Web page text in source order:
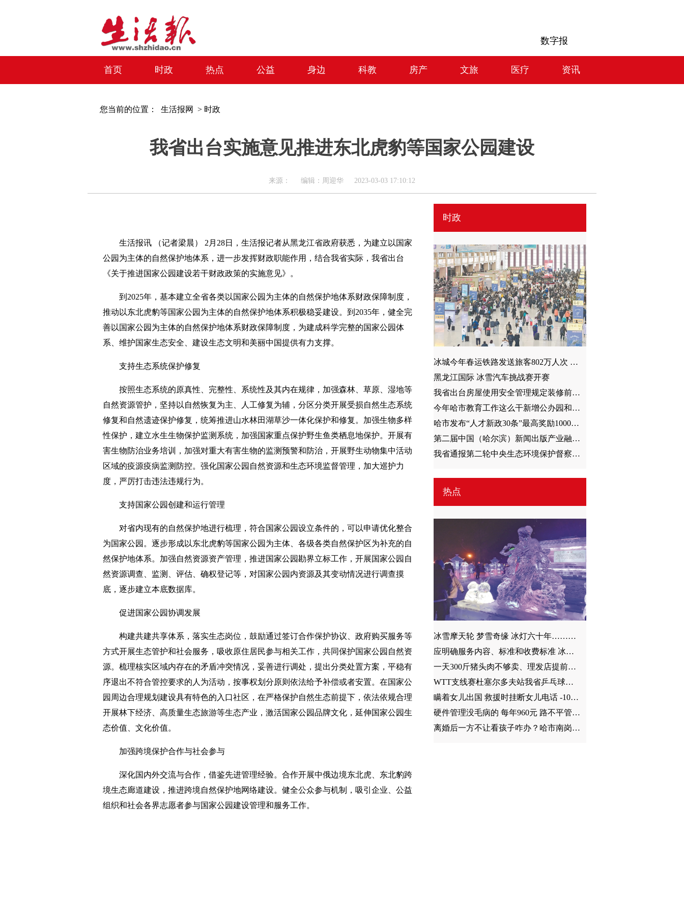
数字报
首页 时政 热点 公益 身边 科教 房产 文旅 医疗 资讯
您当前的位置： 生活报网 > 时政
我省出台实施意见推进东北虎豹等国家公园建设
来源： 编辑：周迎华 2023-03-03 17:10:12
生活报讯 （记者梁晨） 2月28日，生活报记者从黑龙江省政府获悉，为建立以国家
公园为主体的自然保护地体系，进一步发挥财政职能作用，结合我省实际，我省出台
《关于推进国家公园建设若干财政政策的实施意见》。
到2025年，基本建立全省各类以国家公园为主体的自然保护地体系财政保障制度，
推动以东北虎豹等国家公园为主体的自然保护地体系积极稳妥建设。到2035年，健全完
善以国家公园为主体的自然保护地体系财政保障制度，为建成科学完整的国家公园体
系、维护国家生态安全、建设生态文明和美丽中国提供有力支撑。
支持生态系统保护修复
按照生态系统的原真性、完整性、系统性及其内在规律，加强森林、草原、湿地等
自然资源管护，坚持以自然恢复为主、人工修复为辅，分区分类开展受损自然生态系统
修复和自然遗迹保护修复，统筹推进山水林田湖草沙一体化保护和修复。加强生物多样
性保护，建立水生生物保护监测系统，加强国家重点保护野生鱼类栖息地保护。开展有
害生物防治业务培训，加强对重大有害生物的监测预警和防治，开展野生动物集中活动
区域的疫源疫病监测防控。强化国家公园自然资源和生态环境监督管理，加大巡护力
度，严厉打击违法违规行为。
支持国家公园创建和运行管理
对省内现有的自然保护地进行梳理，符合国家公园设立条件的，可以申请优化整合
为国家公园。逐步形成以东北虎豹等国家公园为主体、各级各类自然保护区为补充的自
然保护地体系。加强自然资源资产管理，推进国家公园勘界立标工作，开展国家公园自
然资源调查、监测、评估、确权登记等，对国家公园内资源及其变动情况进行调查摸
底，逐步建立本底数据库。
促进国家公园协调发展
构建共建共享体系，落实生态岗位，鼓励通过签订合作保护协议、政府购买服务等
方式开展生态管护和社会服务，吸收原住居民参与相关工作，共同保护国家公园自然资
源。梳理核实区域内存在的矛盾冲突情况，妥善进行调处，提出分类处置方案，平稳有
序退出不符合管控要求的人为活动，按事权划分原则依法给予补偿或者安置。在国家公
园周边合理规划建设具有特色的入口社区，在严格保护自然生态前提下，依法依规合理
开展林下经济、高质量生态旅游等生态产业，激活国家公园品牌文化，延伸国家公园生
态价值、文化价值。
加强跨境保护合作与社会参与
深化国内外交流与合作，借鉴先进管理经验。合作开展中俄边境东北虎、东北豹跨
境生态廊道建设，推进跨境自然保护地网络建设。健全公众参与机制，吸引企业、公益
组织和社会各界志愿者参与国家公园建设管理和服务工作。
时政
冰城今年春运铁路发送旅客802万人次 超前两年总和
黑龙江国际 冰雪汽车挑战赛开赛
我省出台房屋使用安全管理规定装修前未向物业报送图纸最高罚1000元
今年哈市教育工作这么干新增公办园和普惠性民办园50所 遴选认定名师名校长4700人
哈市发布“人才新政30条”最高奖励1000万元 3月10日起施行
第二届中国（哈尔滨）新闻出版产业融合发展论坛举行30余家企业参与 签约金额超20亿
我省通报第二轮中央生态环境保护督察 移交问题追责问责情况小兴安岭林地大面积被毁50余人被追责
热点
冰雪摩天轮 梦雪奇缘 冰灯六十年……哈尔滨2023冰雪季完美收官百万游客畅玩冰雪王国 与您相约下一个冬天
应明确服务内容、标准和收费标准 冰城市民呼吁：尽快出台相关规定填补小区停车位管理空白
一天300斤猪头肉不够卖、理发店提前一周预约、 民俗文化活动勾起市民参与热情……二月二“龙抬头” 烟火气撩人
WTT支线赛杜塞尔多夫站我省乒乓球队员曹巍/赛林威斩获男双冠军
瞒着女儿出国 救援时挂断女儿电话 -10℃围着火堆睡觉…… 3个东北硬汉的土耳其救援之行
硬件管理没毛病的 每年960元 路不平管线漏水的 每年1440元市民困惑 小区车位管理费啥标准？
离婚后一方不让看孩子咋办？哈市南岗法院发放首份《探望权自动履行承诺书》